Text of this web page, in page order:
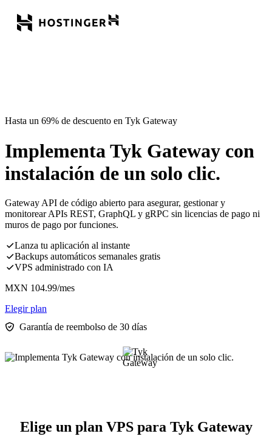
Hasta un 69% de descuento en Tyk Gateway
Implementa Tyk Gateway con
instalación de un solo clic.
Gateway API de código abierto para asegurar, gestionar y
monitorear APIs REST, GraphQL y gRPC sin licencias de pago ni
muros de pago por funciones.
Lanza tu aplicación al instante
Backups automáticos semanales gratis
VPS administrado con IA
MXN 104.99/mes
Elegir plan
Garantía de reembolso de 30 días
Elige un plan VPS para Tyk Gateway